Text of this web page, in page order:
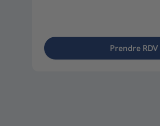
Prendre RDV